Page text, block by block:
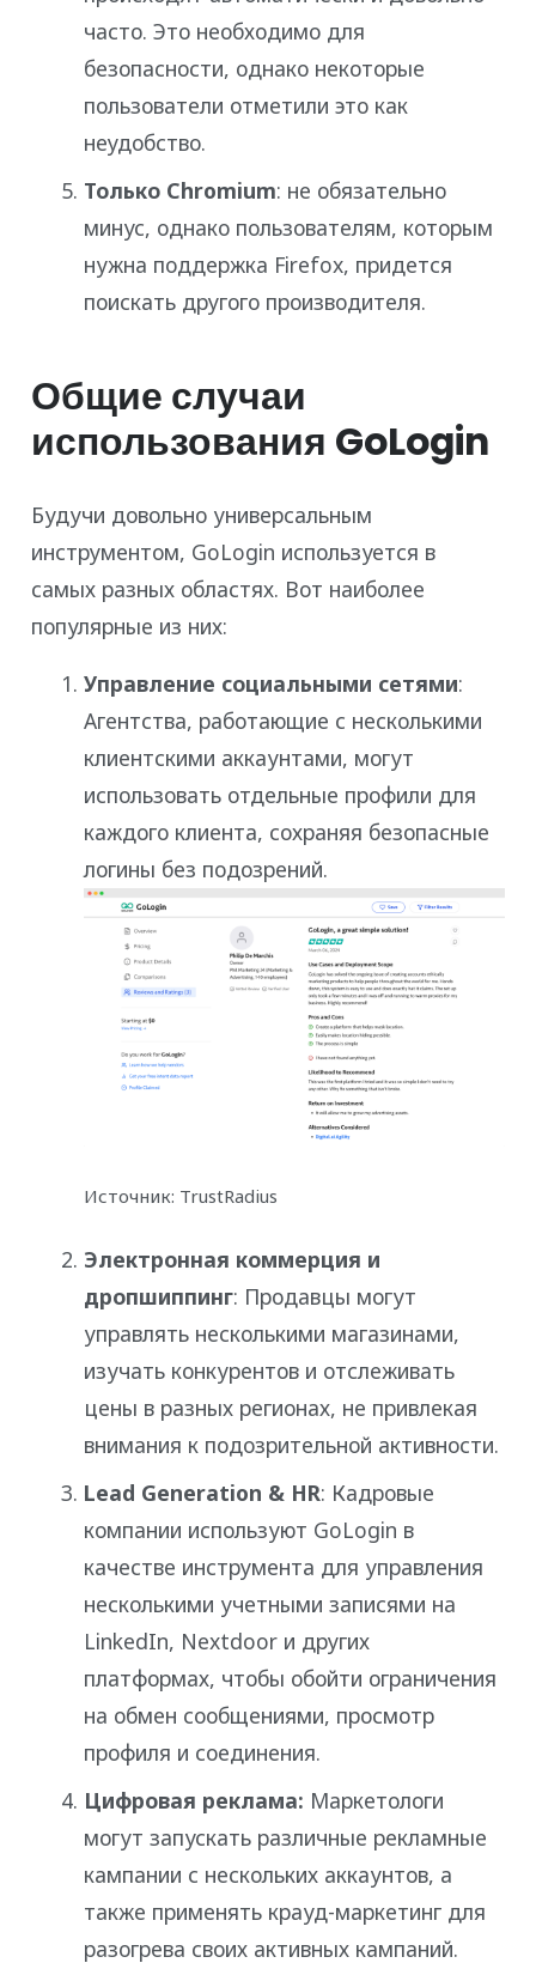
часто. Это необходимо для
безопасности, однако некоторые
пользователи отметили это как
неудобство.
Только Chromium: не обязательно
минус, однако пользователям, которым
нужна поддержка Firefox, придется
поискать другого производителя.
Общие случаи
использования GoLogin
Будучи довольно универсальным
инструментом, GoLogin используется в
самых разных областях. Вот наиболее
популярные из них:
Управление социальными сетями:
Агентства, работающие с несколькими
клиентскими аккаунтами, могут
использовать отдельные профили для
каждого клиента, сохраняя безопасные
логины без подозрений.
Источник: TrustRadius
Электронная коммерция и
дропшиппинг: Продавцы могут
управлять несколькими магазинами,
изучать конкурентов и отслеживать
цены в разных регионах, не привлекая
внимания к подозрительной активности.
Lead Generation & HR: Кадровые
компании используют GoLogin в
качестве инструмента для управления
несколькими учетными записями на
LinkedIn, Nextdoor и других
платформах, чтобы обойти ограничения
на обмен сообщениями, просмотр
профиля и соединения.
Цифровая реклама: Маркетологи
могут запускать различные рекламные
кампании с нескольких аккаунтов, а
также применять крауд-маркетинг для
разогрева своих активных кампаний.